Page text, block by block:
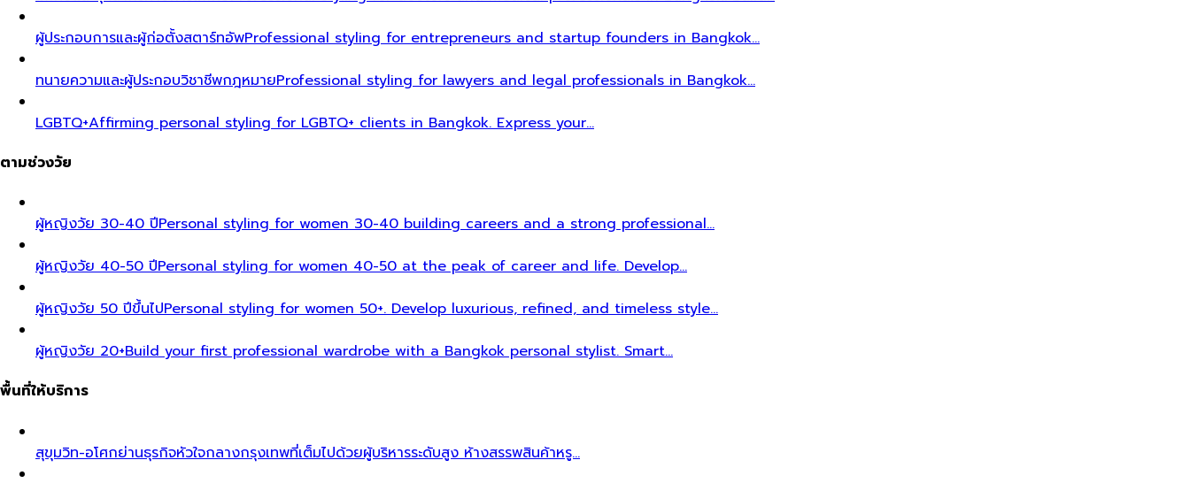
ผู้ประกอบการและผู้ก่อตั้งสตาร์ทอัพProfessional styling for entrepreneurs and startup founders in Bangkok…
ทนายความและผู้ประกอบวิชาชีพกฎหมายProfessional styling for lawyers and legal professionals in Bangkok…
LGBTQ+Affirming personal styling for LGBTQ+ clients in Bangkok. Express your…
ตามช่วงวัย
ผู้หญิงวัย 30-40 ปีPersonal styling for women 30-40 building careers and a strong professional…
ผู้หญิงวัย 40-50 ปีPersonal styling for women 40-50 at the peak of career and life. Develop…
ผู้หญิงวัย 50 ปีขึ้นไปPersonal styling for women 50+. Develop luxurious, refined, and timeless style…
ผู้หญิงวัย 20+Build your first professional wardrobe with a Bangkok personal stylist. Smart…
พื้นที่ให้บริการ
สุขุมวิท-อโศกย่านธุรกิจหัวใจกลางกรุงเทพที่เต็มไปด้วยผู้บริหารระดับสูง ห้างสรรพสินค้าหรู…